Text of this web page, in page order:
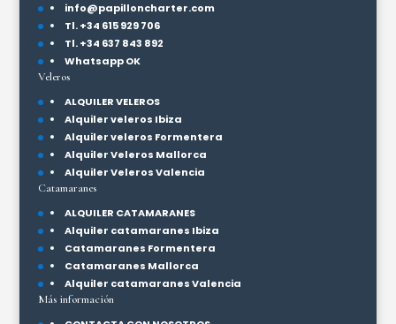
info@papilloncharter.com
Tl. +34 615 929 706
Tl. +34 637 843 892
Whatsapp OK
Veleros
ALQUILER VELEROS
Alquiler veleros Ibiza
Alquiler veleros Formentera
Alquiler Veleros Mallorca
Alquiler Veleros Valencia
Catamaranes
ALQUILER CATAMARANES
Alquiler catamaranes Ibiza
Catamaranes Formentera
Catamaranes Mallorca
Alquiler catamaranes Valencia
Más información